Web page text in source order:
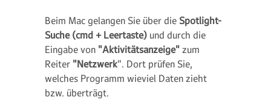
Beim Mac gelangen Sie über die Spotlight-
Suche (cmd + Leertaste) und durch die
Eingabe von "Aktivitätsanzeige" zum
Reiter "Netzwerk". Dort prüfen Sie,
welches Programm wieviel Daten zieht
bzw. überträgt.